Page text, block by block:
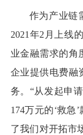
作为产业链
2021年2月上线
业金融需求的角
企业提供电费融
务。“从发起申
174万元的‘救急
了我们对开拓市